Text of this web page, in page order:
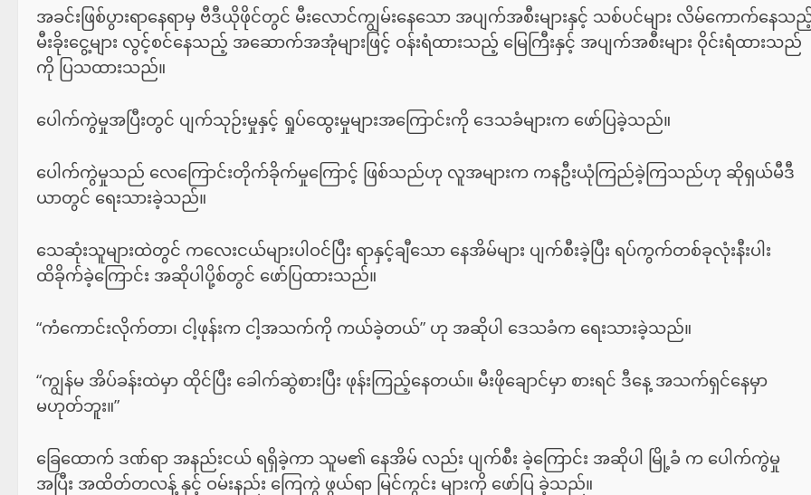
အခင်းဖြစ်ပွားရာနေရာမှ ဗီဒီယိုဖိုင်တွင် မီးလောင်ကျွမ်းနေသော အပျက်အစီးများနှင့် သစ်ပင်များ လိမ်ကောက်နေသ
မီးခိုးငွေ့များ လွင့်စင်နေသည့် အဆောက်အအုံများဖြင့် ဝန်းရံထားသည့် မြေကြီးနှင့် အပျက်အစီးများ ဝိုင်းရံထားသည်
ကို ပြသထားသည်။
ပေါက်ကွဲမှုအပြီးတွင် ပျက်သုဉ်းမှုနှင့် ရှုပ်ထွေးမှုများအကြောင်းကို ဒေသခံများက ဖော်ပြခဲ့သည်။
ပေါက်ကွဲမှုသည် လေကြောင်းတိုက်ခိုက်မှုကြောင့် ဖြစ်သည်ဟု လူအများက ကနဦးယုံကြည်ခဲ့ကြသည်ဟု ဆိုရှယ်မီဒီ
ယာတွင် ရေးသားခဲ့သည်။
သေဆုံးသူများထဲတွင် ကလေးငယ်များပါဝင်ပြီး ရာနှင့်ချီသော နေအိမ်များ ပျက်စီးခဲ့ပြီး ရပ်ကွက်တစ်ခုလုံးနီးပါး
ထိခိုက်ခဲ့ကြောင်း အဆိုပါပို့စ်တွင် ဖော်ပြထားသည်။
“ကံကောင်းလိုက်တာ၊ ငါ့ဖုန်းက ငါ့အသက်ကို ကယ်ခဲ့တယ်” ဟု အဆိုပါ ဒေသခံက ရေးသားခဲ့သည်။
“ကျွန်မ အိပ်ခန်းထဲမှာ ထိုင်ပြီး ခေါက်ဆွဲစားပြီး ဖုန်းကြည့်နေတယ်။ မီးဖိုချောင်မှာ စားရင် ဒီနေ့ အသက်ရှင်နေမှာ
မဟုတ်ဘူး။”
ခြေထောက် ဒဏ်ရာ အနည်းငယ် ရရှိခဲ့ကာ သူမ၏ နေအိမ် လည်း ပျက်စီး ခဲ့ကြောင်း အဆိုပါ မြို့ခံ က ပေါက်ကွဲမှု
အပြီး အထိတ်တလန့် နှင့် ဝမ်းနည်း ကြေကွဲ ဖွယ်ရာ မြင်ကွင်း များကို ဖော်ပြ ခဲ့သည်။